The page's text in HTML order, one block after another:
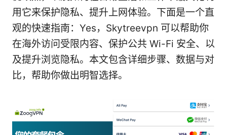
用它来保护隐私、提升上网体验。下面是一个直
观的快速指南：Yes，Skytreevpn 可以帮助你
在海外访问受限内容、保护公共 Wi-Fi 安全、以
及提升浏览隐私。本文包含详细步骤、数据与对
比，帮助你做出明智选择。